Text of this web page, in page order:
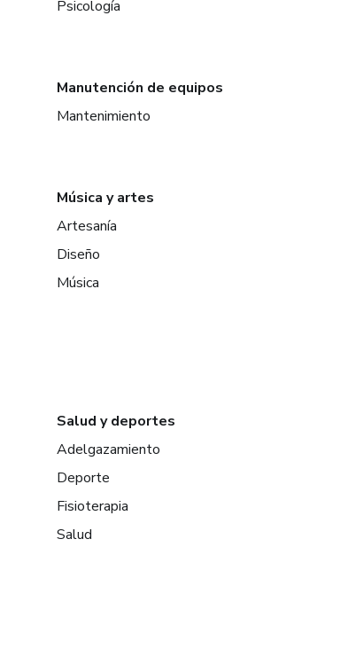
Psicología
Manutención de equipos
Mantenimiento
Música y artes
Artesanía
Diseño
Música
Salud y deportes
Adelgazamiento
Deporte
Fisioterapia
Salud